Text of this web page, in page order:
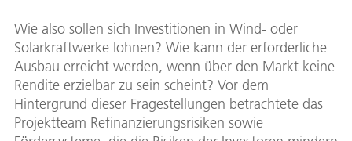
Wie also sollen sich Investitionen in Wind- oder
Solarkraftwerke lohnen? Wie kann der erforderliche
Ausbau erreicht werden, wenn über den Markt keine
Rendite erzielbar zu sein scheint? Vor dem
Hintergrund dieser Fragestellungen betrachtete das
Projektteam Refinanzierungsrisiken sowie